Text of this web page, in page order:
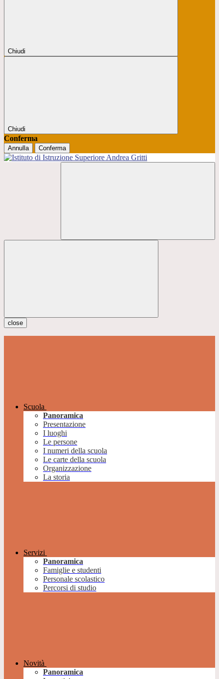
Chiudi
Chiudi
Conferma
Annulla Conferma
close
Scuola
Panoramica
Presentazione
I luoghi
Le persone
I numeri della scuola
Le carte della scuola
Organizzazione
La storia
Servizi
Panoramica
Famiglie e studenti
Personale scolastico
Percorsi di studio
Novità
Panoramica